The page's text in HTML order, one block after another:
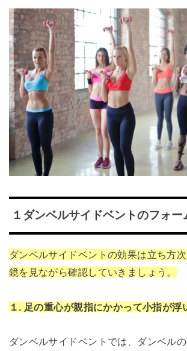
１ダンベルサイドベントのフォー
ダンベルサイドベントの効果は立ち方
鏡を見ながら確認していきましょう。
１. 足の重心が親指にかかって小指が浮
ダンベルサイドベントでは、ダンベル